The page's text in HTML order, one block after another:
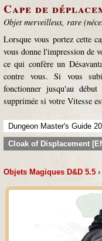
Cape de
Objet merveilleux, rare
Lorsque vous portez cette
vous donne l'impression de
ce qui confère un
contre vous. Si vous
fonctionner jusqu'au
supprimée si votre Vitesse
Dungeon Master's Guide
Cloak of Displacement
Objets Magiques D&D 5.5